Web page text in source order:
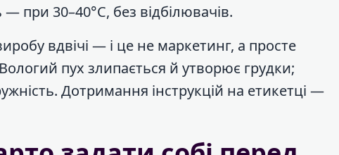
при 30–40°C, без відбілювачів.
вдвічі — і це не маркетинг, а просте
пух злипається й утворює грудки;
Дотримання інструкцій на етикетці —